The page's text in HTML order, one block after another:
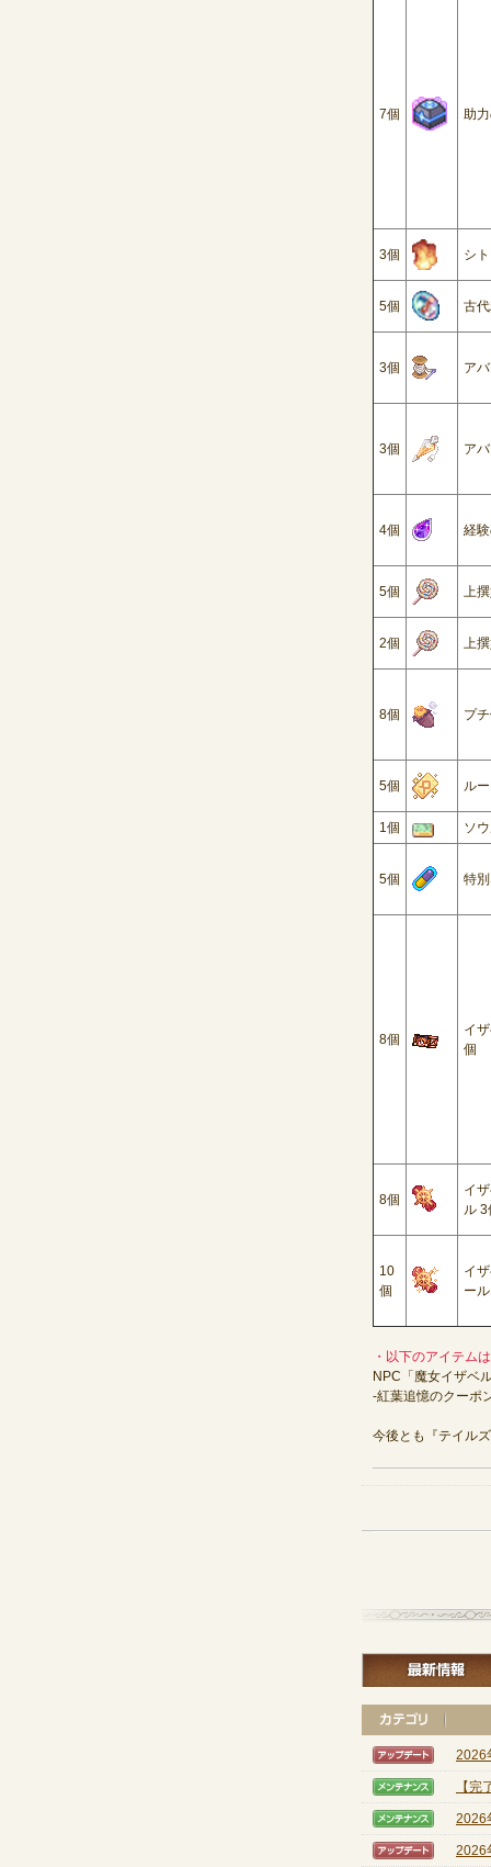
7個 助
3個 シ
5個 古
3個 ア
3個 ア
4個 経
5個 上
2個 上
8個 プ
5個 ル
1個 ソ
5個 特
8個
イ
個
8個
イ
ル 3
10
個
イ
ール
・ 以下のアイテム
NPC 「魔女イザベ
-紅葉追憶のクーポ
今後とも『テイル
【ア
2026
【メ
【
【メ
2026
【ア
2026